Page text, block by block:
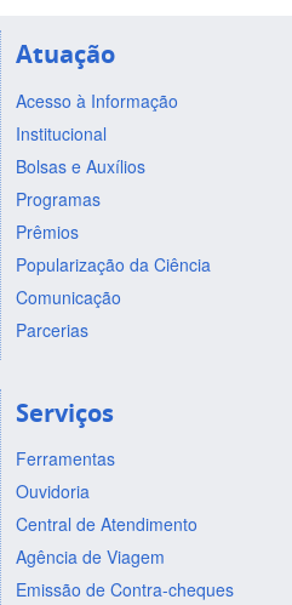
Atuação
Acesso à Informação
Institucional
Bolsas e Auxílios
Programas
Prêmios
Popularização da Ciência
Comunicação
Parcerias
Serviços
Ferramentas
Ouvidoria
Central de Atendimento
Agência de Viagem
Emissão de Contra-cheques